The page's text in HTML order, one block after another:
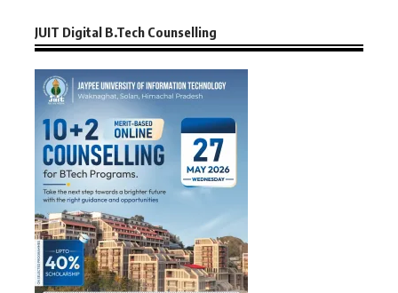
JUIT Digital B.Tech Counselling